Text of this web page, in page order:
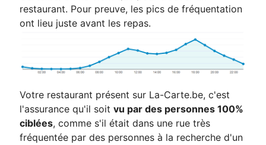
restaurant. Pour preuve, les pics de fréquentation
ont lieu juste avant les repas.
Votre restaurant présent sur La-Carte.be, c'est
l'assurance qu'il soit vu par des personnes 100%
ciblées, comme s'il était dans une rue très
fréquentée par des personnes à la recherche d'un